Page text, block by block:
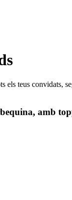
els teus
amb